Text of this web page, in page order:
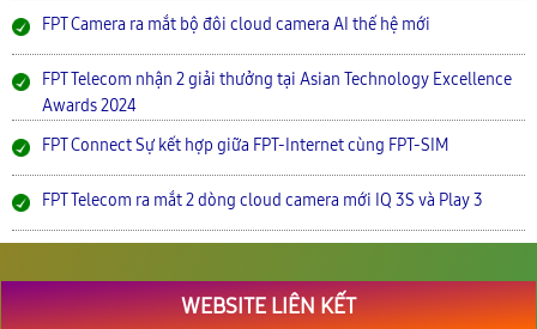
FPT Camera ra mắt bộ đôi cloud camera AI thế hệ mới
FPT Telecom nhận 2 giải thưởng tại Asian Technology Excellence
Awards 2024
FPT Connect Sự kết hợp giữa FPT-Internet cùng FPT-SIM
FPT Telecom ra mắt 2 dòng cloud camera mới IQ 3S và Play 3
WEBSITE LIÊN KẾT